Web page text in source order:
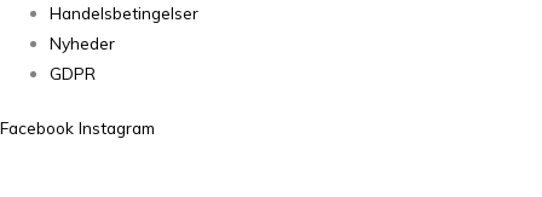
Handelsbetingelser
Nyheder
GDPR
Facebook Instagram